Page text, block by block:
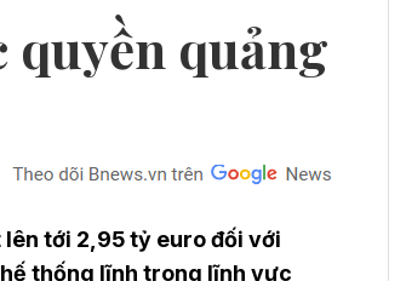
quyền quảng
lên tới 2,95 tỷ euro đối với
thống lĩnh trong lĩnh vực